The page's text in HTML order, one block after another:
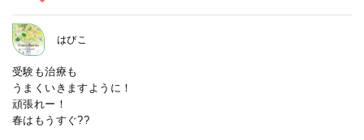
はぴこ
受験も治療も
うまくいきますように！
頑張れー！
春はもうすぐ??